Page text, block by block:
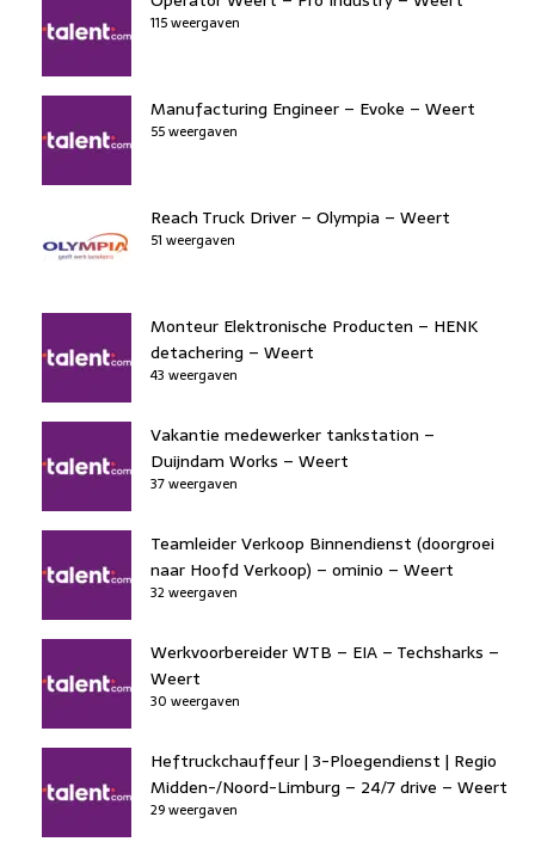
o
o
k
n o
115 weergaven
Manufacturing Engineer – Evoke – Weert
55 weergaven
Reach Truck Driver – Olympia – Weert
51 weergaven
Monteur Elektronische Producten – HENK
detachering – Weert
43 weergaven
Vakantie medewerker tankstation –
Duijndam Works – Weert
37 weergaven
Teamleider Verkoop Binnendienst (doorgroei
naar Hoofd Verkoop) – ominio – Weert
32 weergaven
Werkvoorbereider WTB – EIA – Techsharks –
Weert
30 weergaven
Heftruckchauffeur | 3-Ploegendienst | Regio
Midden-/Noord-Limburg – 24/7 drive – Weert
29 weergaven